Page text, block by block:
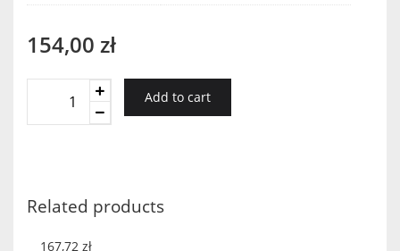
154,00 zł
PLANTATION
quantity
Add to cart
Related products
167,72 zł